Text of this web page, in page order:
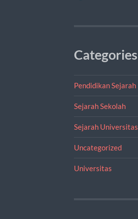
Categories
Pendidikan Sejarah
Sejarah Sekolah
Sejarah Universitas
Uncategorized
Universitas